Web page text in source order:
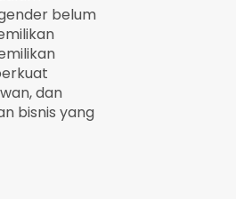
belum
dan
bisnis yang